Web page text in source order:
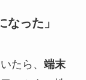
なった」
たら、 端末